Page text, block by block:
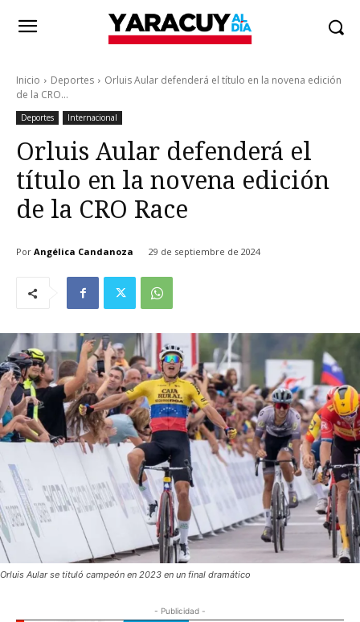
Inicio Deportes
Orluis Aular defenderá el título en la novena edición
de la CRO...
Deportes Internacional
Orluis Aular defenderá el
título en la novena edición
de la CRO Race
Por Angélica Candanoza 29 de septiembre de 2024
Orluis Aular se tituló campeón en 2023 en un final dramático
- Publicidad -